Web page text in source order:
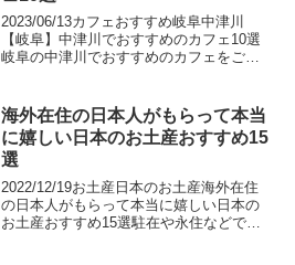
2023/06/13カフェおすすめ岐阜中津川
【岐阜】中津川でおすすめのカフェ10選
岐阜の中津川でおすすめのカフェをご紹
採れる産地として昔から有名で、栗菓子
を扱うお店も多...
海外在住の日本人がもらって本当
に嬉しい日本のお土産おすすめ15
選
2022/12/19お土産日本のお土産海外在住
の日本人がもらって本当に嬉しい日本の
お土産おすすめ15選駐在や永住などで海